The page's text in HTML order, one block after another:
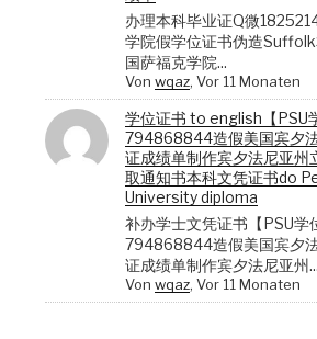
办理本科毕业证Q微
学院假学位证书伪造
国萨福克学院...
Vonwqaz, Vor 11 Monaten
学位证书 to english【PSU
794868844造假美国宾夕
证成绩单制作宾夕法尼亚
取通知书本科文凭证书do
University diploma
补办学士文凭证书【PSU学
794868844造假美国宾夕
证成绩单制作宾夕法尼亚州...
Vonwqaz, Vor 11 Monaten